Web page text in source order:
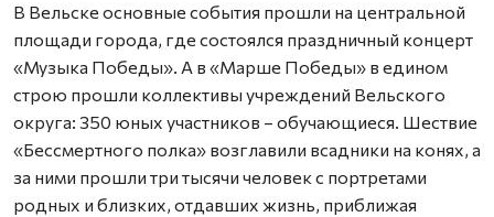
В Вельске основные события прошли на центральной
площади города, где состоялся праздничный концерт
«Музыка Победы». А в «Марше Победы» в едином
строю прошли коллективы учреждений Вельского
округа: 350 юных участников – обучающиеся. Шествие
«Бессмертного полка» возглавили всадники на конях, а
за ними прошли три тысячи человек с портретами
родных и близких, отдавших жизнь, приближая